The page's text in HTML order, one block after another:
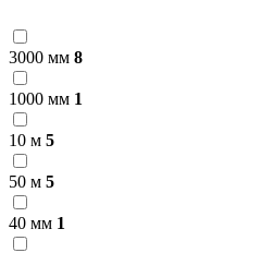
3000 мм 8
1000 мм 1
10 м 5
50 м 5
40 мм 1